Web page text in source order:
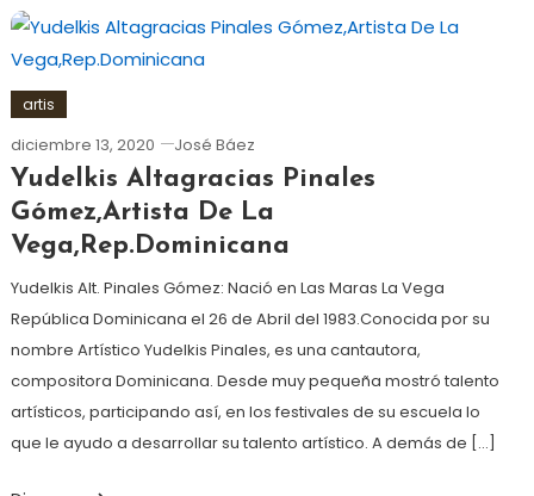
artis
diciembre 13, 2020 José Báez
Yudelkis Altagracias Pinales
Gómez,Artista De La
Vega,Rep.Dominicana
Yudelkis Alt. Pinales Gómez: Nació en Las Maras La Vega
República Dominicana el 26 de Abril del 1983.Conocida por su
nombre Artístico Yudelkis Pinales, es una cantautora,
compositora Dominicana. Desde muy pequeña mostró talento
artísticos, participando así, en los festivales de su escuela lo
que le ayudo a desarrollar su talento artístico. A demás de […]